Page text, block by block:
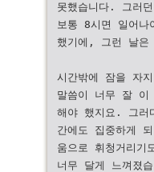
못했습니다. 그러
보통 8시면 일어
했기에, 그런 날은
시간밖에 잠을 자
말씀이 너무 잘 이
해야 했지요. 그러
간에도 집중하게 되
움으로 휘청거리
너무 달게 느껴졌습